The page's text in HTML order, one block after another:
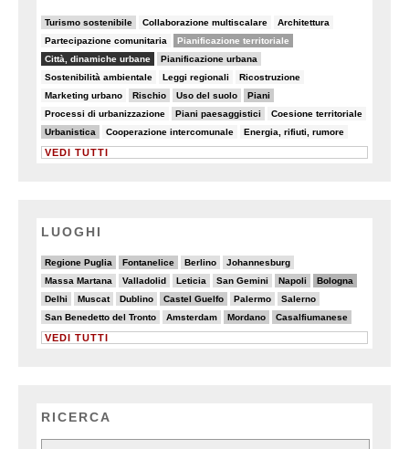
Turismo sostenibile
18/90 Collaborazione multiscalare
5/90 Architettura
7/90
Partecipazione comunitaria
7/90 Pianificazione territoriale
48/90
Città, dinamiche urbane
81/90 Pianificazione urbana
22/90
Sostenibilità ambientale
5/90 Leggi regionali
5/90 Ricostruzione
7/90
Marketing urbano
5/90 Rischio
19/90 Uso del suolo
10/90 Piani
28/90
Processi di urbanizzazione
8/90 Piani paesaggistici
10/90 Coesione territoriale
8/90
Urbanistica
28/90 Cooperazione intercomunale
7/90 Energia, rifiuti, rumore
6/90
VEDI TUTTI
LUOGHI
Regione Puglia
7/20 Fontanelice
6/20 Berlino
2/20 Johannesburg
3/20
Massa Martana
2/20 Valladolid
3/20 Leticia
5/20 San Gemini
2/20 Napoli
7/20 Bologna
8/20
Delhi
4/20 Muscat
3/20 Dublino
3/20 Castel Guelfo
6/20 Palermo
2/20 Salerno
4/20
San Benedetto del Tronto
3/20 Amsterdam
3/20 Mordano
6/20 Casalfiumanese
6/20
VEDI TUTTI
RICERCA